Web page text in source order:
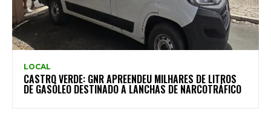
LOCAL
CASTRO VERDE: GNR APREENDEU MILHARES DE LITROS
DE GASÓLEO DESTINADO A LANCHAS DE NARCOTRÁFICO